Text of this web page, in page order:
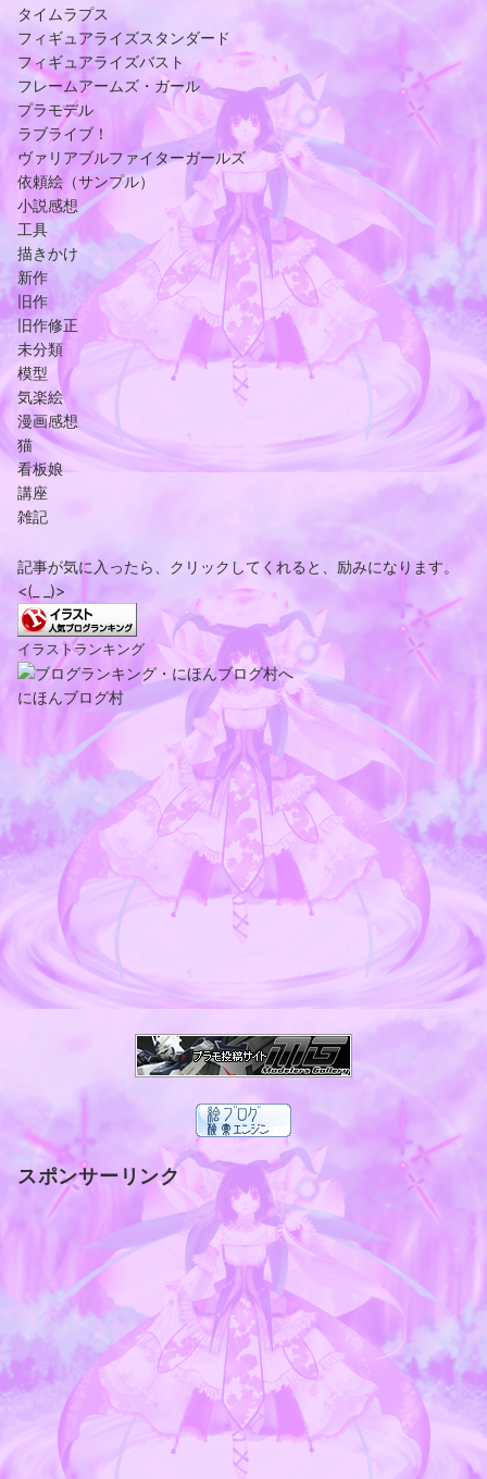
タイムラプス
フィギュアライズスタンダード
フィギュアライズバスト
フレームアームズ・ガール
プラモデル
ラブライブ！
ヴァリアブルファイターガールズ
依頼絵（サンプル）
小説感想
工具
描きかけ
新作
旧作
旧作修正
未分類
模型
気楽絵
漫画感想
猫
看板娘
講座
雑記
記事が気に入ったら、クリックしてくれると、励みになります。
<(_ _)>
イラストランキング
にほんブログ村
スポンサーリンク